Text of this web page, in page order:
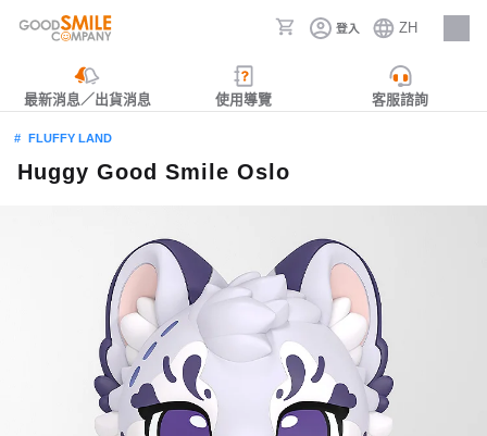
登入 ZH
人才招募
最新消息／出貨消息 使用導覽 客服諮詢
FLUFFY LAND
Huggy Good Smile Oslo